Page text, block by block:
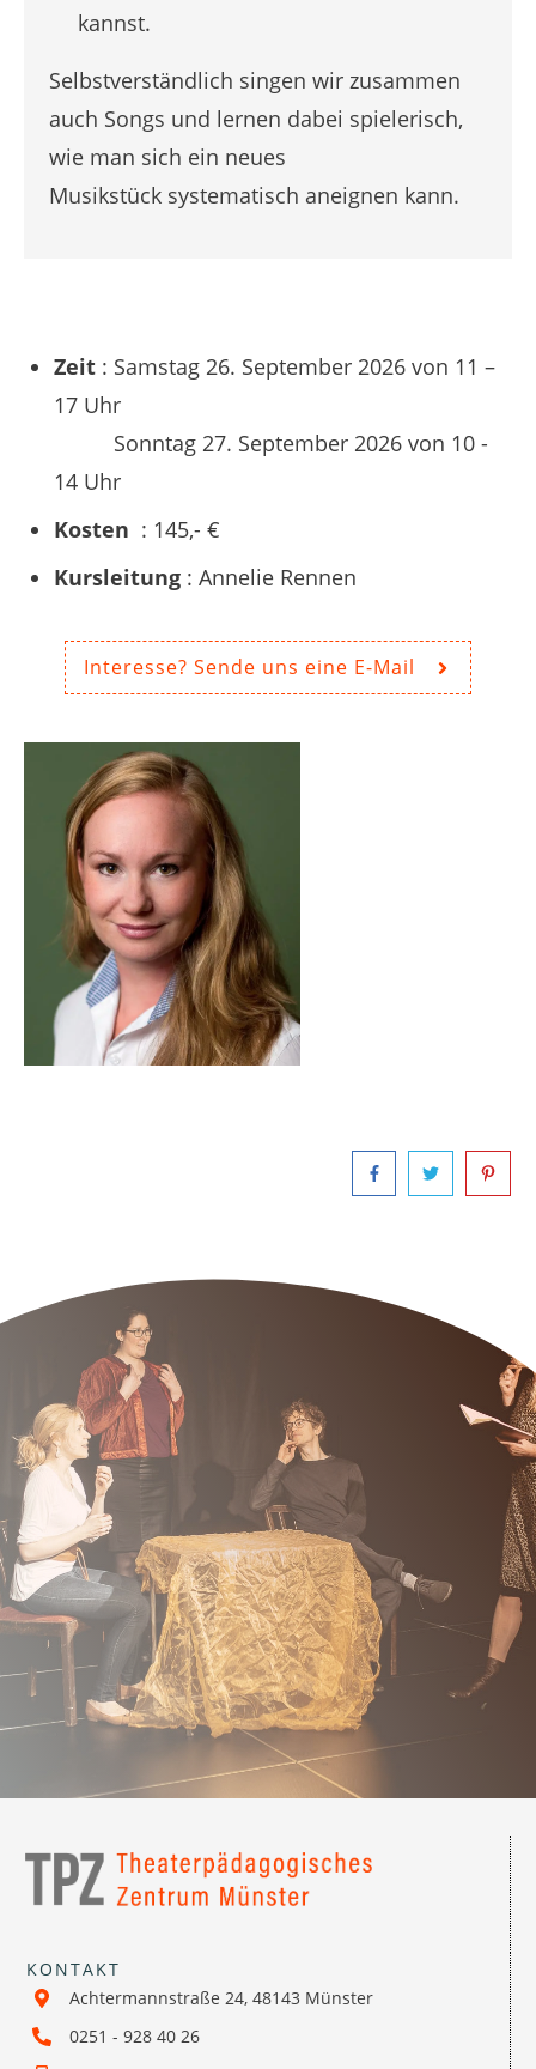
kannst.
Selbstverständlich singen wir zusammen
auch Songs und lernen dabei spielerisch,
wie man sich ein neues
Musikstück systematisch aneignen kann.
Zeit : Samstag 26. September 2026 von 11 –
17 Uhr
Sonntag 27. September 2026 von 10 -
14 Uhr
Kosten : 145,- €
Kursleitung : Annelie Rennen
Interesse? Sende uns eine E-Mail
KONTAKT
Achtermannstraße 24, 48143 Münster
0251 - 928 40 26